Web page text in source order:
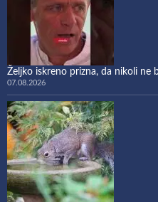
Željko iskreno prizna, da nikoli
07.08.2026